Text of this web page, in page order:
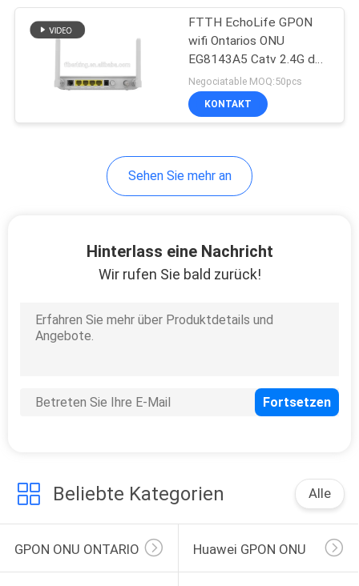
schnelles
der Faser
21
Optische Linie
Anschluss OLT
Modem
159
FTTH EchoLife GPON
wifi Ontarios ONU
EG8143A5 Catv 2.4G das
gleiche HG8247H5
HUAWEI CATV Ontario
Negociatable MOQ:50pcs
KONTAKT
Sehen Sie mehr an
Hinterlass eine Nachricht
Wir rufen Sie bald zurück!
Beliebte Kategorien Alle
GPON ONU ONTARIO Huawei GPON ONU